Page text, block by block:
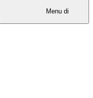
Menu di